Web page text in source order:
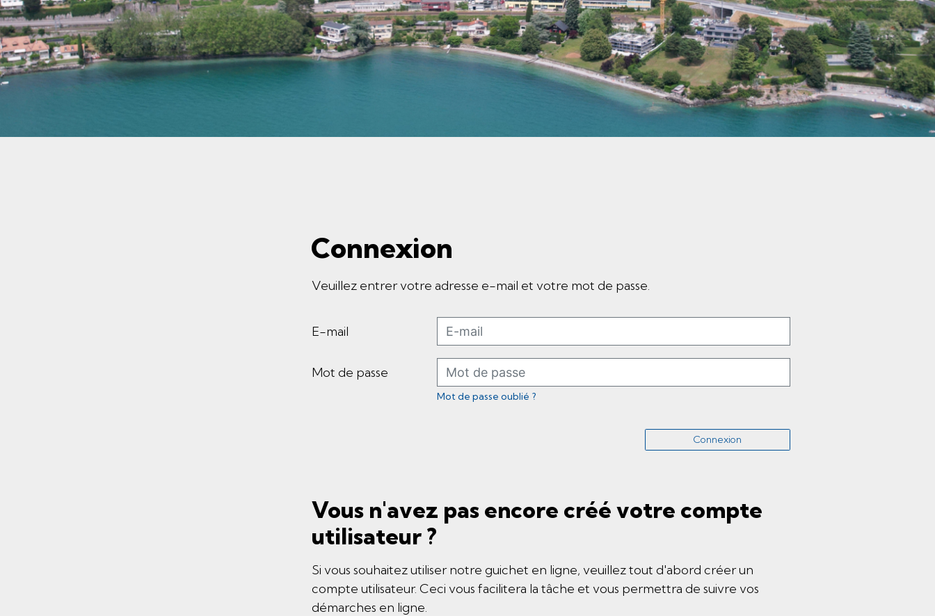
Connexion
Veuillez entrer votre adresse e-mail et votre mot de passe.
E-mail
Mot de passe
Mot de passe oublié ?
Connexion
Vous n'avez pas encore créé votre compte
utilisateur ?
Si vous souhaitez utiliser notre guichet en ligne, veuillez tout d'abord créer un
compte utilisateur. Ceci vous facilitera la tâche et vous permettra de suivre vos
démarches en ligne.